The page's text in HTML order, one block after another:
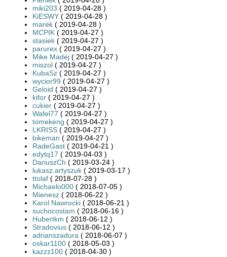
miki203 ( 2019-04-28 )
KiESWY ( 2019-04-28 )
marek ( 2019-04-28 )
MCPIK ( 2019-04-27 )
stasiek ( 2019-04-27 )
parurex ( 2019-04-27 )
Mike Madej ( 2019-04-27 )
miszol ( 2019-04-27 )
KubaSz ( 2019-04-27 )
wycior99 ( 2019-04-27 )
Geloid ( 2019-04-27 )
kifor ( 2019-04-27 )
cukier ( 2019-04-27 )
Wafel77 ( 2019-04-27 )
tomekeng ( 2019-04-27 )
LKRISS ( 2019-04-27 )
bikeman ( 2019-04-27 )
RadeGast ( 2019-04-21 )
edytq17 ( 2019-04-03 )
DariuszCh ( 2019-03-24 )
lukasz.artyszuk ( 2019-03-17 )
ttolaf ( 2018-07-28 )
Michaelo000 ( 2018-07-05 )
Mienesz ( 2018-06-22 )
Karol Nawrocki ( 2018-06-21 )
suchocostam ( 2018-06-16 )
Hubertkm ( 2018-06-12 )
Stradovius ( 2018-06-12 )
adrianszadura ( 2018-06-07 )
oskar1100 ( 2018-05-03 )
kazzz100 ( 2018-04-30 )